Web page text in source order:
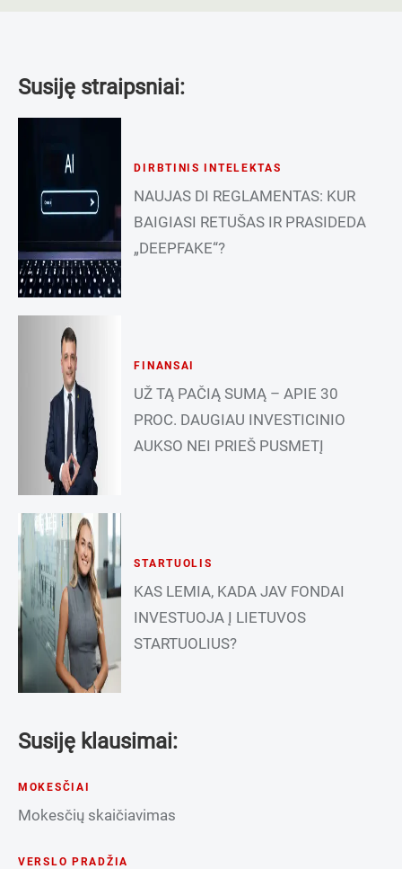
Susiję straipsniai:
DIRBTINIS INTELEKTAS
NAUJAS DI REGLAMENTAS: KUR
BAIGIASI RETUŠAS IR PRASIDEDA
„DEEPFAKE“?
FINANSAI
UŽ TĄ PAČIĄ SUMĄ – APIE 30
PROC. DAUGIAU INVESTICINIO
AUKSO NEI PRIEŠ PUSMETĮ
STARTUOLIS
KAS LEMIA, KADA JAV FONDAI
INVESTUOJA Į LIETUVOS
STARTUOLIUS?
Susiję klausimai:
MOKESČIAI
Mokesčių skaičiavimas
VERSLO PRADŽIA